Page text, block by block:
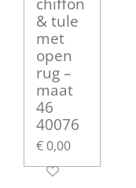
& tule
met
open
rug –
maat
46
40076
€ 0,00